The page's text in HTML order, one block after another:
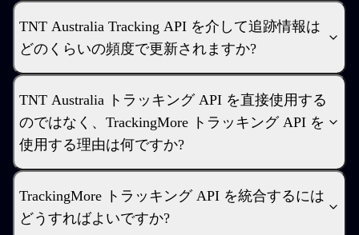
TNT Australia Tracking API を介して追跡情報は
どのくらいの頻度で更新されますか?
TNT Australia トラッキング API を直接使用する
のではなく、TrackingMore トラッキング API を
使用する理由は何ですか?
TrackingMore トラッキング API を統合するには
どうすればよいですか?